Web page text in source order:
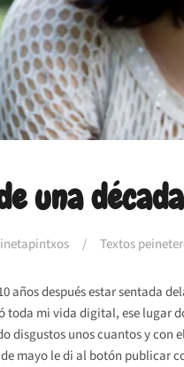
una
Textos
años después estar sentada
toda mi vida digital, ese lugar
disgustos unos cuantos y con
mayo le di al botón publicar